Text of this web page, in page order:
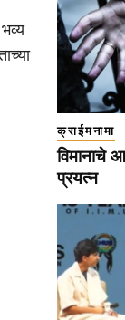
क्राईमनामा
विमानाचे
प्रयत्न